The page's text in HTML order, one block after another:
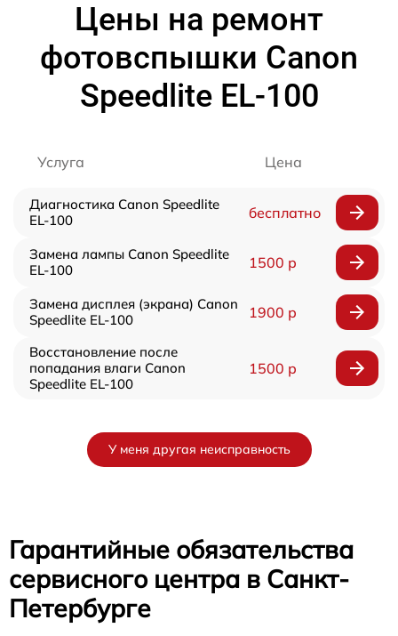
Цены на ремонт
фотовспышки Canon
Speedlite EL-100
Услуга Цена
Диагностика Canon Speedlite
EL-100
бесплатно
Замена лампы Canon Speedlite
EL-100
1500 р
Замена дисплея (экрана) Canon
Speedlite EL-100
1900 р
Восстановление после
попадания влаги Canon
Speedlite EL-100
1500 р
У меня другая неисправность
Гарантийные обязательства
сервисного центра в Санкт-
Петербурге